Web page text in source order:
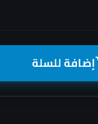
إضافة للسلة